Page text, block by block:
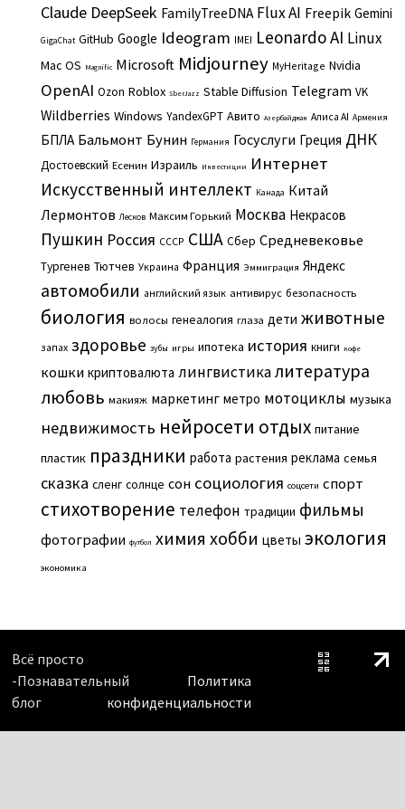
Claude DeepSeek FamilyTreeDNA Flux AI Freepik Gemini
GigaChat GitHub Google Ideogram IMEI Leonardo AI Linux
Mac OS Magnific Microsoft Midjourney MyHeritage Nvidia
OpenAI Ozon Roblox SberJazz Stable Diffusion Telegram VK
Wildberries Windows YandexGPT Авито Азербайджан Алиса AI Армения
БПЛА Бальмонт Бунин Германия Госуслуги Греция ДНК
Достоевский Есенин Израиль Инвестиции Интернет
Искусственный интеллект Канада Китай
Лермонтов Лесков Максим Горький Москва Некрасов
Пушкин Россия СССР США Сбер Средневековье
Тургенев Тютчев Украина Франция Эммиграция Яндекс
автомобили английский язык антивирус безопасность
биология волосы генеалогия глаза дети животные
запах здоровье зубы игры ипотека история книги кофе
кошки криптовалюта лингвистикалитература
любовь макияж маркетинг метро мотоциклы музыка
недвижимость нейросети отдых питание
пластик праздники работа растения реклама семья
сказка сленг солнце сон социология соцсети спорт
стихотворение телефон традиции фильмы
фотографии футбол химия хобби цветы экология
экономика
Всё просто
-Познавательный
блог
Политика
конфиденциальности